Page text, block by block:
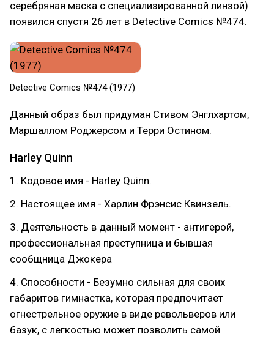
серебряная маска с специализированной линзой)
появился спустя 26 лет в Detective Comics №474.
Detective Comics №474 (1977)
Данный образ был придуман Стивом Энглхартом,
Маршаллом Роджерсом и Терри Остином.
Harley Quinn
1. Кодовое имя - Harley Quinn.
2. Настоящее имя - Харлин Фрэнсис Квинзель.
3. Деятельность в данный момент - антигерой,
профессиональная преступница и бывшая
сообщница Джокера
4. Способности - Безумно сильная для своих
габаритов гимнастка, которая предпочитает
огнестрельное оружие в виде револьверов или
базук, с легкостью может позволить самой